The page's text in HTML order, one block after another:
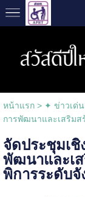
หน้าแรก> ✦ ข่าวเด่
การพัฒนาและเสริมส
จัดประชุมเชิ
พัฒนาและเ
พิการระดับ